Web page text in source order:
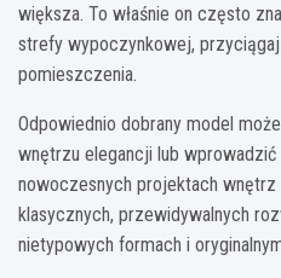
większa. To właśnie on często
strefy wypoczynkowej,
pomieszczenia.
Odpowiednio dobrany model
wnętrzu elegancji lub
nowoczesnych projektach
klasycznych, przewidywalnych
nietypowych formach i